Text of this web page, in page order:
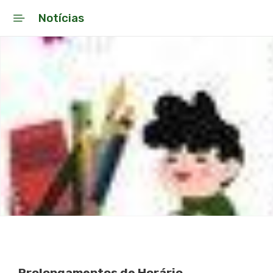
Educação do Município da
Agrupamentos de Escolas
Agrupamentos de Escolas
Conselhos Gerais
Notícias